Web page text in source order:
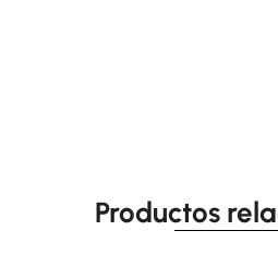
Productos